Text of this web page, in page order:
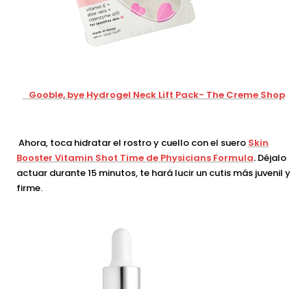
Gooble, bye Hydrogel Neck Lift Pack- The Creme Shop
Ahora, toca hidratar el rostro y cuello con el suero Skin
Booster Vitamin Shot Time de Physicians Formula. Déjalo
actuar durante 15 minutos, te hará lucir un cutis más juvenil y
firme.